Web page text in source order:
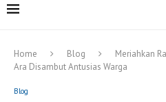
Home Blog
Meriahkan
Ara Disambut Antusias Warga
Blog